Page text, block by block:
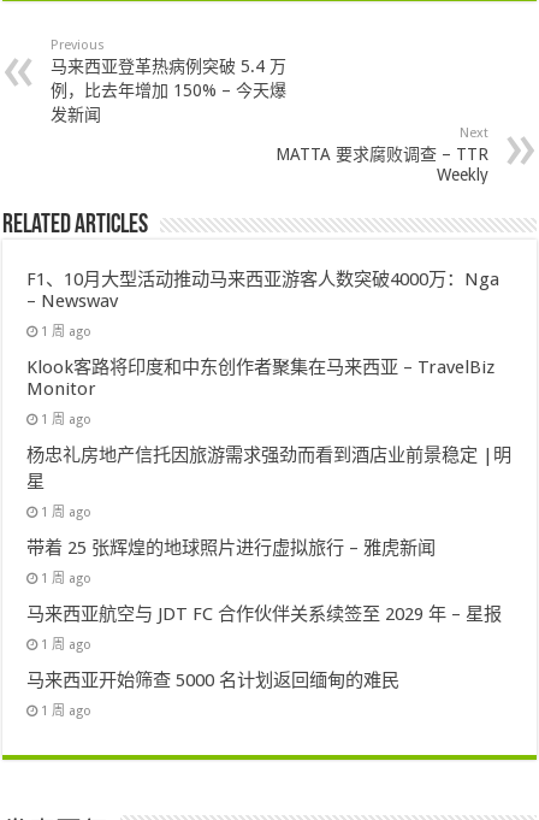
Previous
马来西亚登革热病例突破 5.4 万
例，比去年增加 150% – 今天爆
发新闻
Next
MATTA 要求腐败调查 – TTR
Weekly
Related Articles
F1、10月大型活动推动马来西亚游客人数突破4000万：Nga
– Newswav
1 周 ago
Klook客路将印度和中东创作者聚集在马来西亚 – TravelBiz
Monitor
1 周 ago
杨忠礼房地产信托因旅游需求强劲而看到酒店业前景稳定 |明
星
1 周 ago
带着 25 张辉煌的地球照片进行虚拟旅行 – 雅虎新闻
1 周 ago
马来西亚航空与 JDT FC 合作伙伴关系续签至 2029 年 – 星报
1 周 ago
马来西亚开始筛查 5000 名计划返回缅甸的难民
1 周 ago